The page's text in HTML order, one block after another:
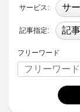
サービス:
記事指定:
フリーワード